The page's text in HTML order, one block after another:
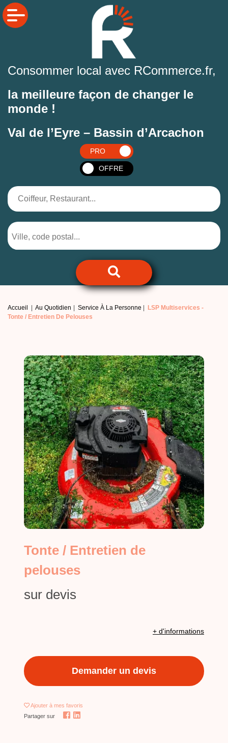
Consommer local avec RCommerce.fr,
la meilleure façon de changer le
monde !
Val de l’Eyre – Bassin d’Arcachon
PRO
OFFRE
Accueil Au Quotidien Service À La Personne
LSP Multiservices -
Tonte / Entretien De Pelouses
Tonte / Entretien de
pelouses
sur devis
+ d'informations
Demander un devis
Ajouter à mes favoris
Partager sur